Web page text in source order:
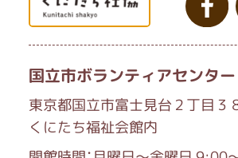
国立市ボランティアセンター
東京都国立市富士見台２丁目３
くにたち福祉会館内